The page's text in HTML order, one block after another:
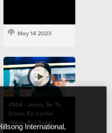
May 14 2023
#534 - Jesus, Se Tu
Dizes, Eu Confio
(Mário Rui Boto)
International,